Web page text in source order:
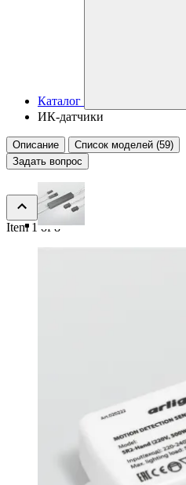
Каталог
ИК-датчики
Описание
Список моделей (59)
Задать вопрос
Item 1 of 8